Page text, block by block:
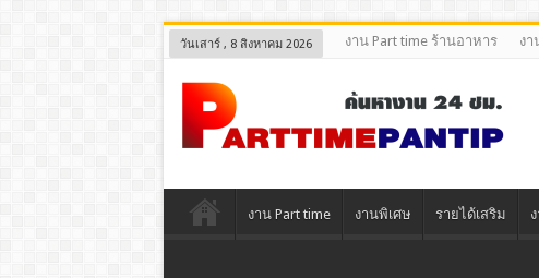
วันเสาร์ , 8 สิงหาคม 2026 งาน Part time ร้านอาหาร งา
งาน Part time งานพิเศษ รายได้เสริม